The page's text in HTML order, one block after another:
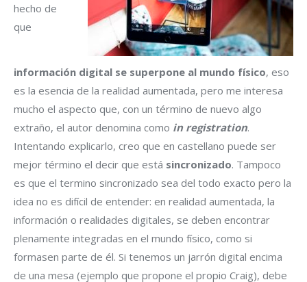
hecho de
que
información digital se superpone al mundo físico, eso
es la esencia de la realidad aumentada, pero me interesa
mucho el aspecto que, con un término de nuevo algo
extraño, el autor denomina como in registration.
Intentando explicarlo, creo que en castellano puede ser
mejor término el decir que está sincronizado. Tampoco
es que el termino sincronizado sea del todo exacto pero la
idea no es difícil de entender: en realidad aumentada, la
información o realidades digitales, se deben encontrar
plenamente integradas en el mundo físico, como si
formasen parte de él. Si tenemos un jarrón digital encima
de una mesa (ejemplo que propone el propio Craig), debe